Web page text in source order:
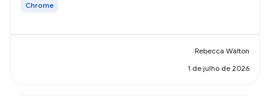
Chrome
Rebecca Walton
1 de julho de 2026